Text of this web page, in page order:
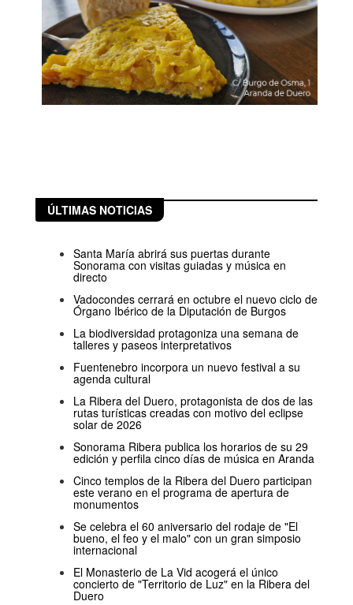
ÚLTIMAS NOTICIAS
Santa María abrirá sus puertas durante
Sonorama con visitas guiadas y música en
directo
Vadocondes cerrará en octubre el nuevo ciclo de
Órgano Ibérico de la Diputación de Burgos
La biodiversidad protagoniza una semana de
talleres y paseos interpretativos
Fuentenebro incorpora un nuevo festival a su
agenda cultural
La Ribera del Duero, protagonista de dos de las
rutas turísticas creadas con motivo del eclipse
solar de 2026
Sonorama Ribera publica los horarios de su 29
edición y perfila cinco días de música en Aranda
Cinco templos de la Ribera del Duero participan
este verano en el programa de apertura de
monumentos
Se celebra el 60 aniversario del rodaje de "El
bueno, el feo y el malo" con un gran simposio
internacional
El Monasterio de La Vid acogerá el único
concierto de "Territorio de Luz" en la Ribera del
Duero